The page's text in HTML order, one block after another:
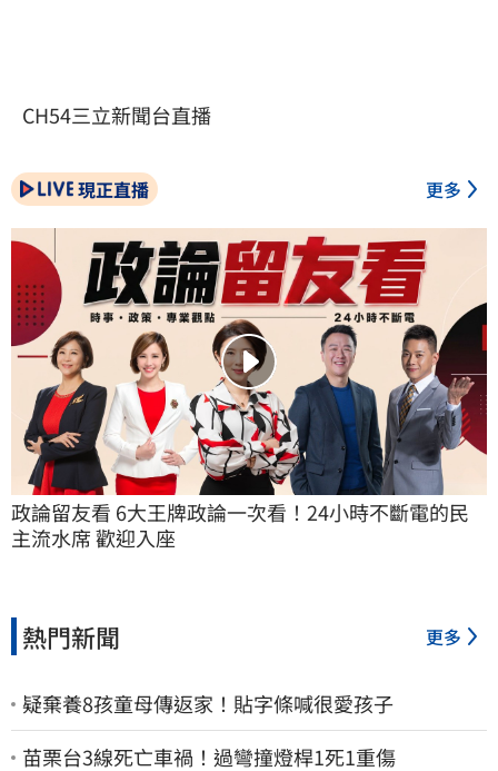
CH54三立新聞台直播
現正直播 更多
政論留友看 6大王牌政論一次看！24小時不斷電的民
主流水席 歡迎入座
熱門新聞 更多
疑棄養8孩童母傳返家！貼字條喊很愛孩子
苗栗台3線死亡車禍！過彎撞燈桿1死1重傷